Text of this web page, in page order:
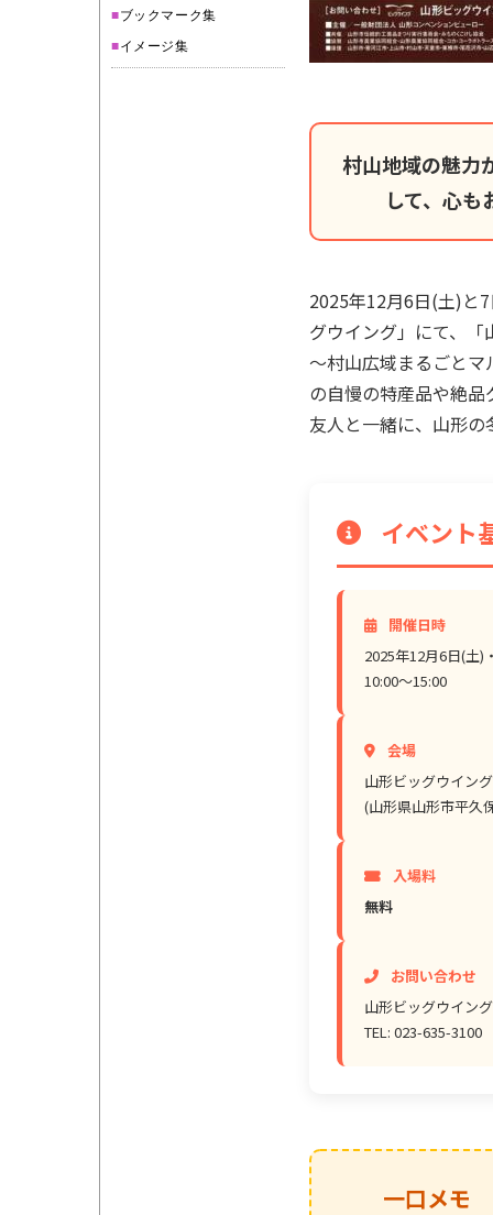
■ブックマーク集
■イメージ集
村山地域の魅力
して、心
2025年12月6日(土)と
グウイング」にて、
～村山広域まるごと
の自慢の特産品や絶
友人と一緒に、山形
イベント
開催日時
2025年12月6日(土)
10:00～15:00
会場
山形ビッグウイン
(山形県山形市平久
入場料
無料
お問い合わせ
山形ビッグウイング
TEL: 023-635-3100
一口メモ